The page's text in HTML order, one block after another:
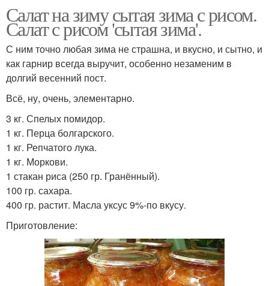
Салат на зиму сытая зима с рисом.
Салат с рисом 'сытая зима'.
С ним точно любая зима не страшна, и вкусно, и сытно, и
как гарнир всегда выручит, особенно незаменим в
долгий весенний пост.
Всё, ну, очень, элементарно.
3 кг. Спелых помидор.
1 кг. Перца болгарского.
1 кг. Репчатого лука.
1 кг. Моркови.
1 стакан риса (250 гр. Гранённый).
100 гр. сахара.
400 гр. растит. Масла уксус 9%-по вкусу.
Приготовление: